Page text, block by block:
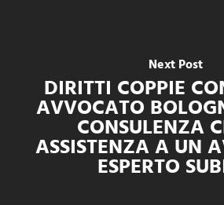
Next Post
DIRITTI COPPIE
AVVOCATO
CONSULENZA
ASSISTENZA A UN
ESPERTO